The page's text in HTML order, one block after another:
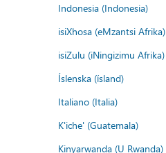
Indonesia (Indonesia)
isiXhosa (eMzantsi Afrika)
isiZulu (iNingizimu Afrika)
Íslenska (ísland)
Italiano (Italia)
K'iche' (Guatemala)
Kinyarwanda (U Rwanda)